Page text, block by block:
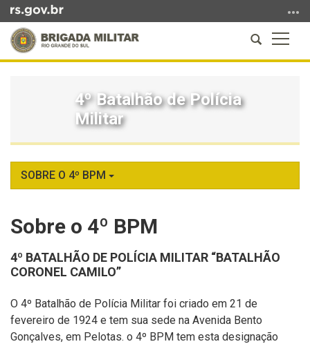
para
conteúdo
busca
a
Abrir
a
4º Batalhão de Polícia
Militar
SOBRE O 4º BPM
Sobre o 4º BPM
4º BATALHÃO DE POLÍCIA MILITAR “BATALHÃO
CORONEL CAMILO”
O 4º Batalhão de Polícia Militar foi criado em 21 de
fevereiro de 1924 e tem sua sede na Avenida Bento
Gonçalves, em Pelotas. o 4º BPM tem esta designação